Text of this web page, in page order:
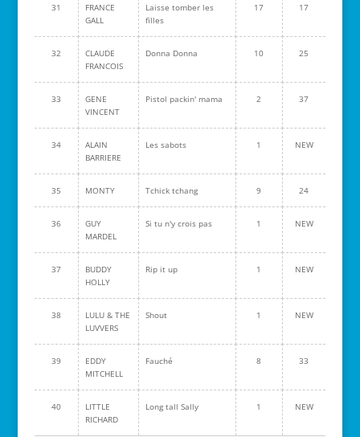
31
FRANCE
GALL
Laisse tomber les
filles
17 17
32
CLAUDE
FRANCOIS
Donna Donna 10 25
33
GENE
VINCENT
Pistol packin' mama 2 37
34
ALAIN
BARRIERE
Les sabots 1 NEW
35 MONTY Tchick tchang 9 24
36
GUY
MARDEL
Si tu n'y crois pas 1 NEW
37
BUDDY
HOLLY
Rip it up 1 NEW
38
LULU & THE
LUVVERS
Shout 1 NEW
39
EDDY
MITCHELL
Fauché 8 33
40
LITTLE
RICHARD
Long tall Sally 1 NEW